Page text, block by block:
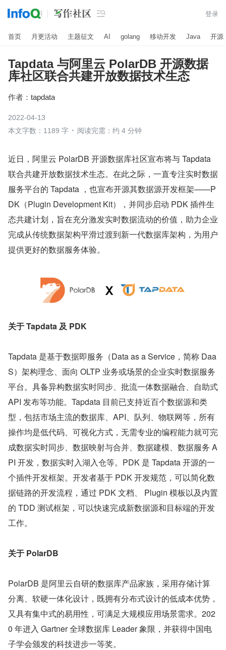
 登录
首页 月更活动 主题征文 AI golang 移动开发 Java 开源
Tapdata 与阿里云 PolarDB 开源数据
库社区联合共建开放数据技术生态
作者： tapdata
2022-04-13
本文字数：1189 字
阅读完需：约 4 分钟
近日，阿里云 PolarDB 开源数据库社区宣布将与 Tapdata
联合共建开放数据技术生态。在此之际，一直专注实时数据
服务平台的 Tapdata ，也宣布开源其数据源开发框架——P
DK（Plugin Development Kit），并同步启动 PDK 插件生
态共建计划，旨在充分激发实时数据流动的价值，助力企业
完成从传统数据架构平滑过渡到新一代数据库架构，为用户
提供更好的数据服务体验。
关于 Tapdata 及 PDK
Tapdata 是基于数据即服务（Data as a Service，简称 Daa
S）架构理念、面向 OLTP 业务或场景的企业实时数据服务
平台。具备异构数据实时同步、批流一体数据融合、自助式
API 发布等功能。Tapdata 目前已支持近百个数据源和类
型，包括市场主流的数据库、API、队列、物联网等，所有
操作均是低代码、可视化方式，无需专业的编程能力就可完
成数据实时同步、数据映射与合并、数据建模、数据服务 A
PI 开发，数据实时入湖入仓等。PDK 是 Tapdata 开源的一
个插件开发框架。开发者基于 PDK 开发规范，可以简化数
据链路的开发流程，通过 PDK 文档、 Plugin 模板以及内置
的 TDD 测试框架，可以快速完成新数据源和目标端的开发
工作。
关于 PolarDB
PolarDB 是阿里云自研的数据库产品家族，采用存储计算
分离、软硬一体化设计，既拥有分布式设计的低成本优势，
又具有集中式的易用性，可满足大规模应用场景需求。202
0 年进入 Gartner 全球数据库 Leader 象限，并获得中国电
子学会颁发的科技进步一等奖。